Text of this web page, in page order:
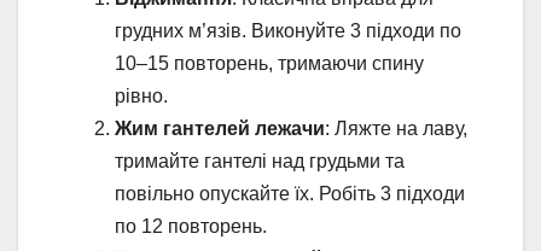
грудних м’язів. Виконуйте 3 підходи по
10–15 повторень, тримаючи спину
рівно.
Жим гантелей лежачи: Ляжте на лаву,
тримайте гантелі над грудьми та
повільно опускайте їх. Робіть 3 підходи
по 12 повторень.